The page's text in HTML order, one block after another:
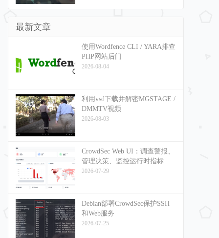
最新文章
使用Wordfence CLI / YARA排查
PHP网站后门
2026-08-04
利用vsd下载并解密MGSTAGE /
DMMTV视频
2026-08-03
CrowdSec Web UI：调查警报、
管理决策、监控运行时指标
2026-07-29
Debian部署CrowdSec保护SSH
和Web服务
2026-07-25